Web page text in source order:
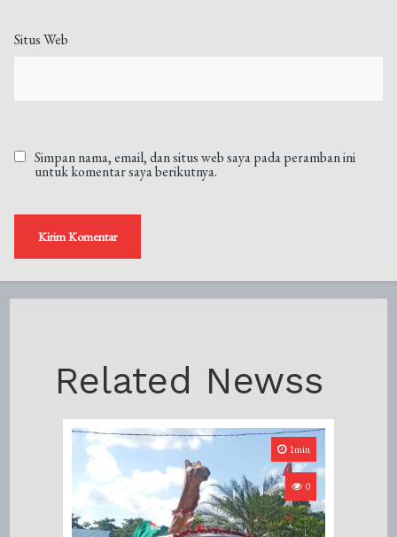
Situs Web
Simpan nama, email, dan situs web saya pada peramban ini
untuk komentar saya berikutnya.
Related Newss
1min
0